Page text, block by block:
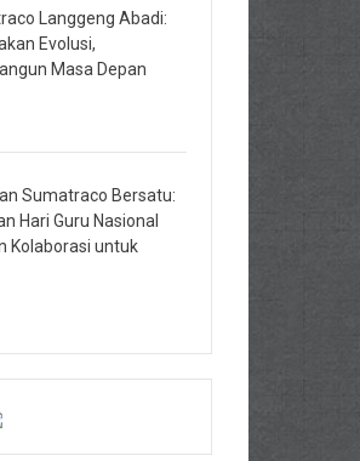
Langgeng Abadi:
Evolusi,
Masa Depan
Sumatraco Bersatu:
Hari Guru Nasional
Kolaborasi untuk